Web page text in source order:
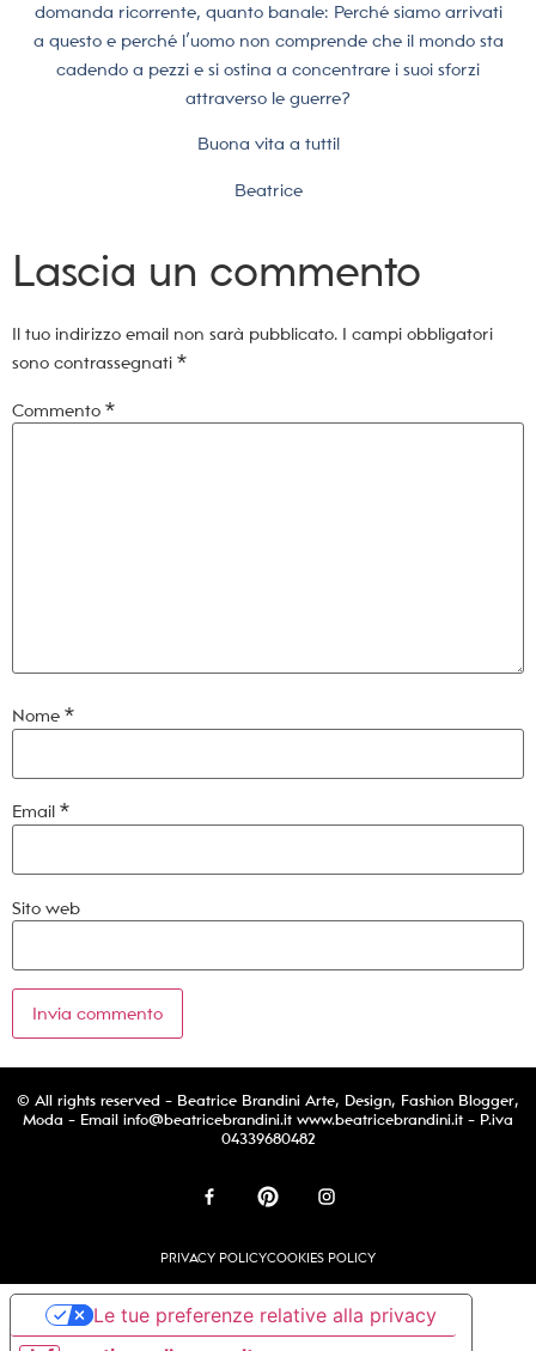
domanda ricorrente, quanto banale: Perché siamo arrivati
a questo e perché l’uomo non comprende che il mondo sta
cadendo a pezzi e si ostina a concentrare i suoi sforzi
attraverso le guerre?
Buona vita a tutti!
Beatrice
Lascia un commento
Il tuo indirizzo email non sarà pubblicato. I campi obbligatori
sono contrassegnati *
Commento *
Nome *
Email *
Sito web
© All rights reserved - Beatrice Brandini Arte, Design, Fashion Blogger,
Moda - Email info@beatricebrandini.it www.beatricebrandini.it - P.iva
04339680482
PRIVACY POLICYCOOKIES POLICY
Le tue preferenze relative alla privacy